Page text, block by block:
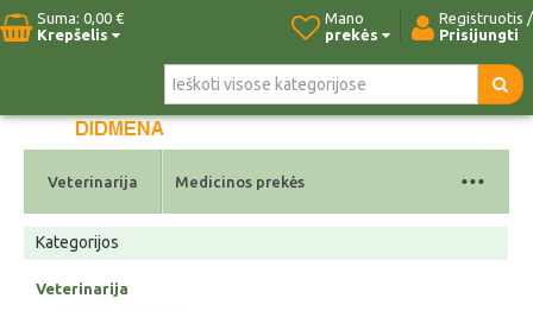
Suma: 0,00 €
Krepšelis
Registruotis /
Prisijungti
Mano
prekės
Pradžia Naujos prekės Kontaktai
Veterinarija Medicinos prekės ...
Kategorijos
Veterinarija